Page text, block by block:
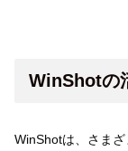
WinShotの
WinShotは、さまざ